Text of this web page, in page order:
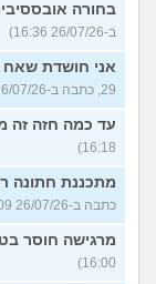
בחורה
ב-26/07/26 16:36)
אני חושדת
29, כתבה ב-26/07/26 16:27)
עד כמה חזה זה
16:18)
מתכננת חתונה
כתבה ב-26/07/26 16:09)
מרגישה חוסר
16:00)